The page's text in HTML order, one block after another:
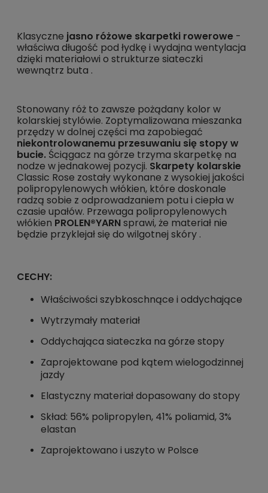
Klasyczne jasno różowe skarpetki rowerowe -
właściwa długość pod łydkę i wydajna wentylacja
dzięki materiałowi o strukturze siateczki
wewnątrz buta .
Stonowany róż to zawsze pożądany kolor w
kolarskiej stylówie. Zoptymalizowana mieszanka
przędzy w dolnej części ma zapobiegać
niekontrolowanemu przesuwaniu się stopy w
bucie. Ściągacz na górze trzyma skarpetkę na
nodze w jednakowej pozycji. Skarpety kolarskie
Classic Rose zostały wykonane z wysokiej jakości
polipropylenowych włókien, które doskonale
radzą sobie z odprowadzaniem potu i ciepła w
czasie upałów. Przewaga polipropylenowych
włókien PROLEN®YARNsprawi, że materiał nie
będzie przyklejał się do wilgotnej skóry .
CECHY:
Właściwości szybkoschnące i oddychające
Wytrzymały materiał
Oddychająca siateczka na górze stopy
Zaprojektowane pod kątem wielogodzinnej
jazdy
Elastyczny materiał dopasowany do stopy
Skład: 56% polipropylen, 41% poliamid, 3%
elastan
Zaprojektowano i uszyto w Polsce